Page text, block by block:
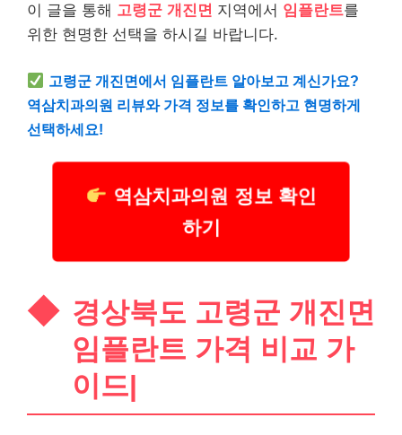
이 글을 통해 고령군 개진면 지역에서 임플란트를
위한 현명한 선택을 하시길 바랍니다.
고령군 개진면에서 임플란트 알아보고 계신가요?
역삼치과의원 리뷰와 가격 정보를 확인하고 현명하게
선택하세요!
역삼치과의원 정보 확인
하기
경상북도 고령군 개진면
임플란트 가격 비교 가
이드|